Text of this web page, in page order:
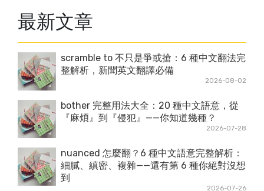
最新文章
scramble to 不只是爭或搶：6 種中文翻法完
整解析，新聞英文翻譯必備
2026-08-02
bother 完整用法大全：20 種中文語意，從
『麻煩』到『侵犯』——你知道幾種？
2026-07-28
nuanced 怎麼翻？6 種中文語意完整解析：
細膩、縝密、複雜——還有第 6 種你絕對沒想
到
2026-07-26